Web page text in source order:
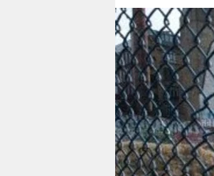
berlin
nord
wahrheit
verlag
verlag
veranstaltungen